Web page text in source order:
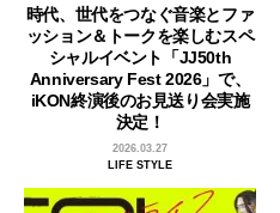
時代、世代をつなぐ音楽とファ
ッション＆トークを楽しむスペ
シャルイベント「JJ50th
Anniversary Fest 2026」で、
iKON終演後のお見送り会実施
決定！
2026.03.27
LIFE STYLE